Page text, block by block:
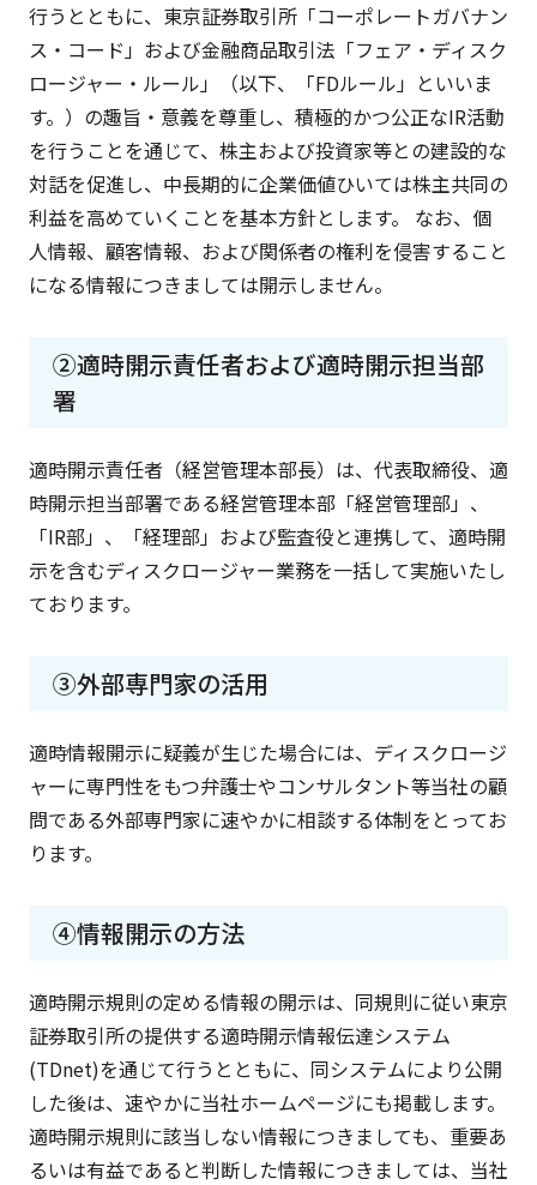
行うとともに、東京証券取引所「コーポレートガバナン
ス・コード」および金融商品取引法「フェア・ディスク
ロージャー・ルール」（以下、「FDルール」といいま
す。）の趣旨・意義を尊重し、積極的かつ公正なIR活動
を行うことを通じて、株主および投資家等との建設的な
対話を促進し、中長期的に企業価値ひいては株主共同の
利益を高めていくことを基本方針とします。 なお、個
人情報、顧客情報、および関係者の権利を侵害すること
になる情報につきましては開示しません。
②適時開示責任者および適時開示担当部
署
適時開示責任者（経営管理本部長）は、代表取締役、適
時開示担当部署である経営管理本部「経営管理部」、
「IR部」、「経理部」および監査役と連携して、適時開
示を含むディスクロージャー業務を一括して実施いたし
ております。
③外部専門家の活用
適時情報開示に疑義が生じた場合には、ディスクロージ
ャーに専門性をもつ弁護士やコンサルタント等当社の顧
問である外部専門家に速やかに相談する体制をとってお
ります。
④情報開示の方法
適時開示規則の定める情報の開示は、同規則に従い東京
証券取引所の提供する適時開示情報伝達システム
(TDnet)を通じて行うとともに、同システムにより公開
した後は、速やかに当社ホームページにも掲載します。
適時開示規則に該当しない情報につきましても、重要あ
るいは有益であると判断した情報につきましては、当社